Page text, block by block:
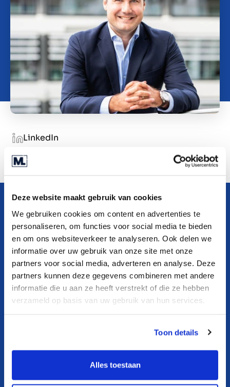
Deze website maakt gebruik van cookies
We gebruiken cookies om content en advertenties te
personaliseren, om functies voor social media te bieden
en om ons websiteverkeer te analyseren. Ook delen we
informatie over uw gebruik van onze site met onze
partners voor social media, adverteren en analyse. Deze
partners kunnen deze gegevens combineren met andere
informatie die u aan ze heeft verstrekt of die ze hebben
verzameld op basis van uw gebruik van hun services.
Toon details
Alles toestaan
Contact
SR
LinkedIn
Otvorena radna mesta
Corporate Legal Counsel
Amsterdam Netherlands
Finance
Pogledajte svih 31 radnih mesta